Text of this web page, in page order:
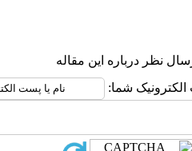
نظر درباره این مقاله
الکترونیک شما: